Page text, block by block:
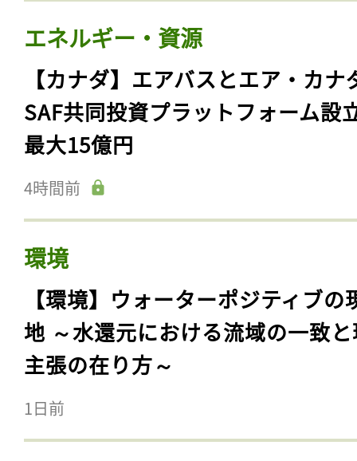
エネルギー・資源
【カナダ】エアバスとエア・カナ
SAF共同投資プラットフォーム設
最大15億円
4時間前
環境
【環境】ウォーターポジティブの
地 ～水還元における流域の一致
主張の在り方～
1日前